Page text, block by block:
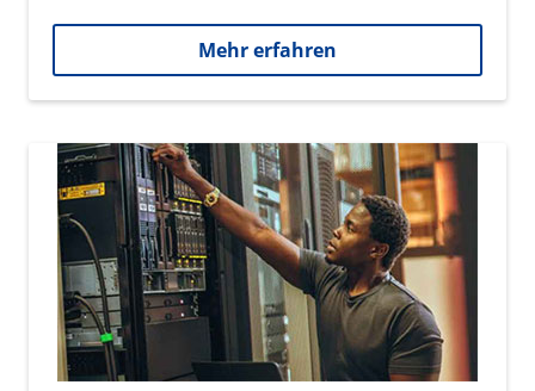
Mehr erfahren